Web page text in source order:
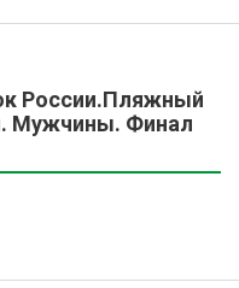
России.Пляжный
Мужчины. Финал